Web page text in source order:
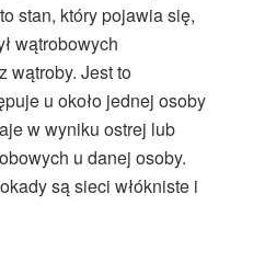
stan, który pojawia się,
wątrobowych
wątroby. Jest to
u około jednej osoby
w wyniku ostrej lub
u danej osoby.
są sieci włókniste i